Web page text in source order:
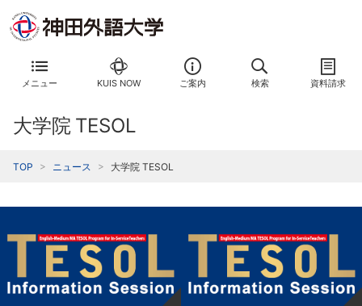
メニュー KUIS NOW ご案内 検索 資料請求
大学院 TESOL
TOP ニュース 大学院 TESOL